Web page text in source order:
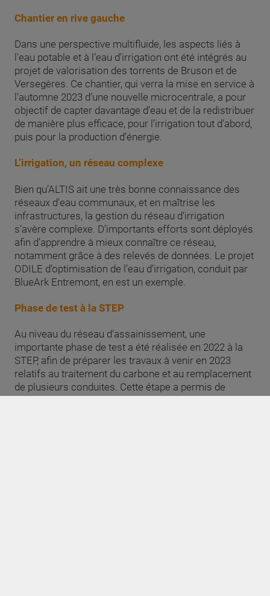
Chantier en rive gauche
Dans une perspective multifluide, les aspects liés à
l’eau potable et à l’eau d’irrigation ont été intégrés au
projet de valorisation des torrents de Bruson et de
Versegères. Ce chantier, qui verra la mise en service à
l’automne 2023 d’une nouvelle microcentrale, a pour
objectif de capter davantage d’eau et de la redistribuer
de manière plus efficace, pour l’irrigation tout d’abord,
puis pour la production d’énergie.
L’irrigation, un réseau complexe
Bien qu’ALTIS ait une très bonne connaissance des
réseaux d’eau communaux, et en maîtrise les
infrastructures, la gestion du réseau d’irrigation
s’avère complexe. D’importants efforts sont déployés
afin d’apprendre à mieux connaître ce réseau,
notamment grâce à des relevés de données. Le projet
ODILE d’optimisation de l’eau d’irrigation, conduit par
BlueArk Entremont, en est un exemple.
Phase de test à la STEP
Au niveau du réseau d’assainissement, une
importante phase de test a été réalisée en 2022 à la
STEP, afin de préparer les travaux à venir en 2023
relatifs au traitement du carbone et au remplacement
de plusieurs conduites. Cette étape a permis de